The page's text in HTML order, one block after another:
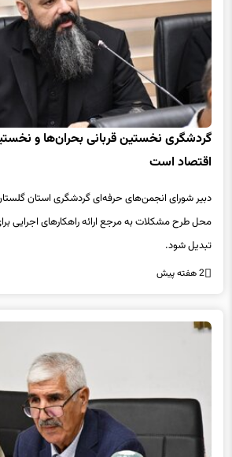
گردشگری نخستین قربانی بحران‌ها و
اقتصاد است
دبیر شورای انجمن‌های حرفه‌ای گردشگری استان گلستان:
محل طرح مشکلات به مرجع ارائه راهکارهای اجرایی
تبدیل شود.
2 هفته پیش